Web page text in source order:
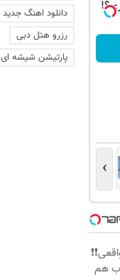
›
هم
دانلود اهنگ جدید
رزرو هتل دبی
پارتیشن شیشه ای